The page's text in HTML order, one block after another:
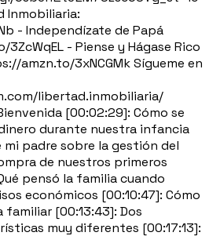
Inmobiliaria:
- Independízate de Papá
- Piense y Hágase Rico
amzn.to/3xNCGMk Sígueme en
libertad.inmobiliaria/
[00:02:29]: Cómo se
durante nuestra infancia
mi padre sobre la gestión del
de nuestros primeros
pensó la familia cuando
económicos [00:10:47]: Cómo
[00:13:43]: Dos
muy diferentes [00:17:13]: